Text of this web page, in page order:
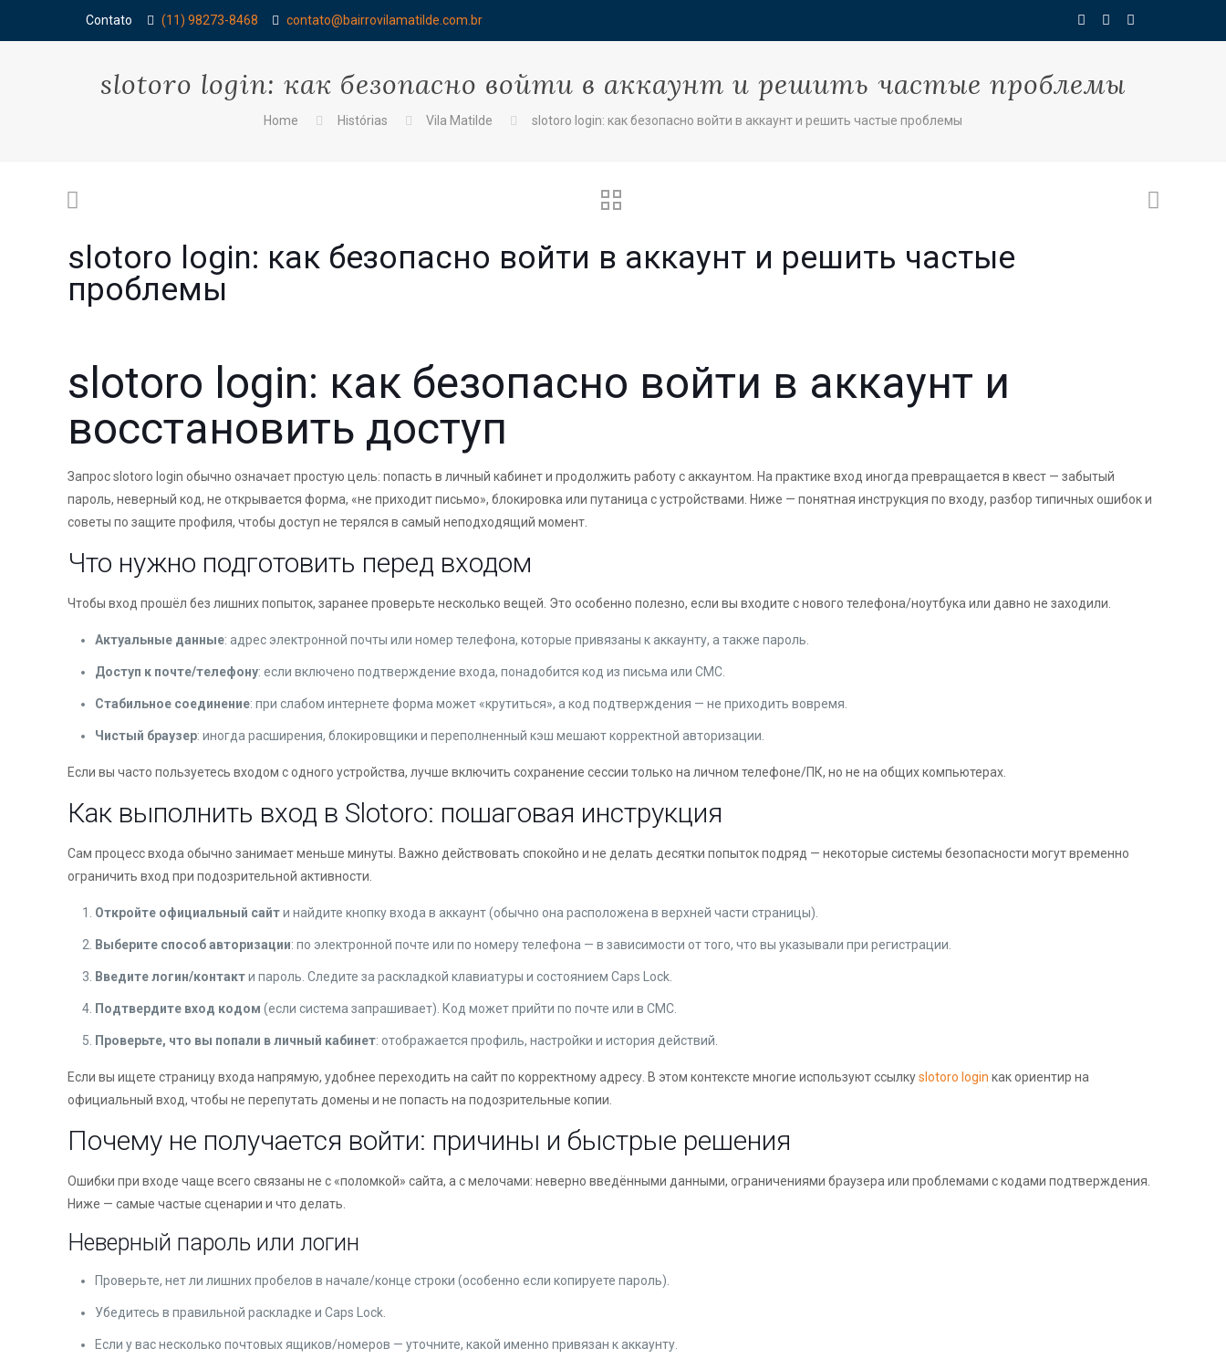
Contato (11) 98273-8468 contato@bairrovilamatilde.com.br
slotoro login: как безопасно войти в аккаунт и решить частые проблемы
Home Histórias Vila Matilde slotoro login: как безопасно войти в аккаунт и решить частые проблемы
slotoro login: как безопасно войти в аккаунт и решить частые
проблемы
slotoro login: как безопасно войти в аккаунт и
восстановить доступ
Запрос slotoro login обычно означает простую цель: попасть в личный кабинет и продолжить работу с аккаунтом. На практике вход иногда превращается в квест — забытый
пароль, неверный код, не открывается форма, «не приходит письмо», блокировка или путаница с устройствами. Ниже — понятная инструкция по входу, разбор типичных ошибок и
советы по защите профиля, чтобы доступ не терялся в самый неподходящий момент.
Что нужно подготовить перед входом
Чтобы вход прошёл без лишних попыток, заранее проверьте несколько вещей. Это особенно полезно, если вы входите с нового телефона/ноутбука или давно не заходили.
Актуальные данные: адрес электронной почты или номер телефона, которые привязаны к аккаунту, а также пароль.
Доступ к почте/телефону: если включено подтверждение входа, понадобится код из письма или СМС.
Стабильное соединение: при слабом интернете форма может «крутиться», а код подтверждения — не приходить вовремя.
Чистый браузер: иногда расширения, блокировщики и переполненный кэш мешают корректной авторизации.
Если вы часто пользуетесь входом с одного устройства, лучше включить сохранение сессии только на личном телефоне/ПК, но не на общих компьютерах.
Как выполнить вход в Slotoro: пошаговая инструкция
Сам процесс входа обычно занимает меньше минуты. Важно действовать спокойно и не делать десятки попыток подряд — некоторые системы безопасности могут временно
ограничить вход при подозрительной активности.
Откройте официальный сайти найдите кнопку входа в аккаунт (обычно она расположена в верхней части страницы).
Выберите способ авторизации: по электронной почте или по номеру телефона — в зависимости от того, что вы указывали при регистрации.
Введите логин/контакти пароль. Следите за раскладкой клавиатуры и состоянием Caps Lock.
Подтвердите вход кодом (если система запрашивает). Код может прийти по почте или в СМС.
Проверьте, что вы попали в личный кабинет: отображается профиль, настройки и история действий.
Если вы ищете страницу входа напрямую, удобнее переходить на сайт по корректному адресу. В этом контексте многие используют ссылкуslotoro login как ориентир на
официальный вход, чтобы не перепутать домены и не попасть на подозрительные копии.
Почему не получается войти: причины и быстрые решения
Ошибки при входе чаще всего связаны не с «поломкой» сайта, а с мелочами: неверно введёнными данными, ограничениями браузера или проблемами с кодами подтверждения.
Ниже — самые частые сценарии и что делать.
Неверный пароль или логин
Проверьте, нет ли лишних пробелов в начале/конце строки (особенно если копируете пароль).
Убедитесь в правильной раскладке и Caps Lock.
Если у вас несколько почтовых ящиков/номеров — уточните, какой именно привязан к аккаунту.